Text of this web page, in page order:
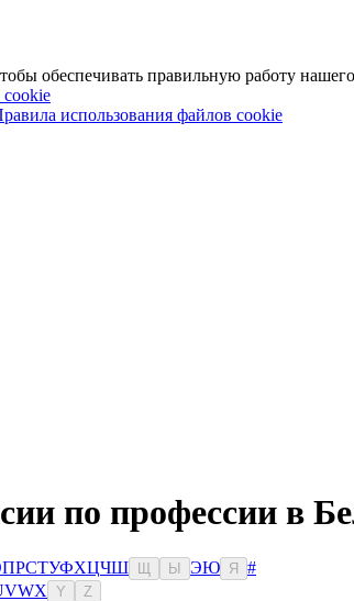
обеспечивать правильную работу нашего
cookie
использования файлов cookie
по профессии в
ПРСТУФХЦЧШ Ы ЭЮ Я
#
VWX Y Z